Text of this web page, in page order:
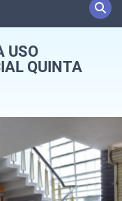
USO
QUINTA